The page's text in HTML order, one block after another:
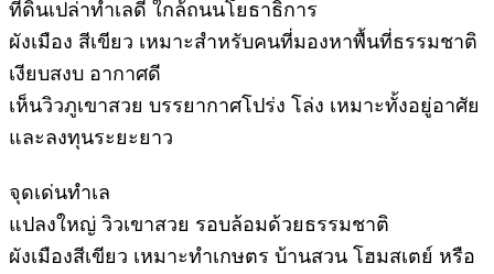
ที่ดินเปล่าทำเลดี ใกล้ถนนโยธาธิการ
ผังเมือง สีเขียว เหมาะสำหรับคนที่มองหาพื้นที่ธรรมชาติ
เงียบสงบ อากาศดี
เห็นวิวภูเขาสวย บรรยากาศโปร่ง โล่ง เหมาะทั้งอยู่อาศัย
และลงทุนระยะยาว
จุดเด่นทำเล
แปลงใหญ่ วิวเขาสวย รอบล้อมด้วยธรรมชาติ
ผังเมืองสีเขียว เหมาะทำเกษตร บ้านสวน โฮมสเตย์ หรือ